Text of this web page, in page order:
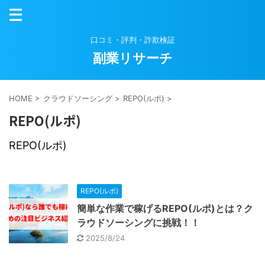
口コミ・評判・詐欺検証
副業リサーチ
HOME > クラウドソーシング > REPO(ルポ) >
REPO(ルポ)
REPO(ルポ)
REPO(ルポ)
簡単な作業で稼げるREPO(ルポ)とは？ク
ラウドソーシングに挑戦！！
2025/8/24